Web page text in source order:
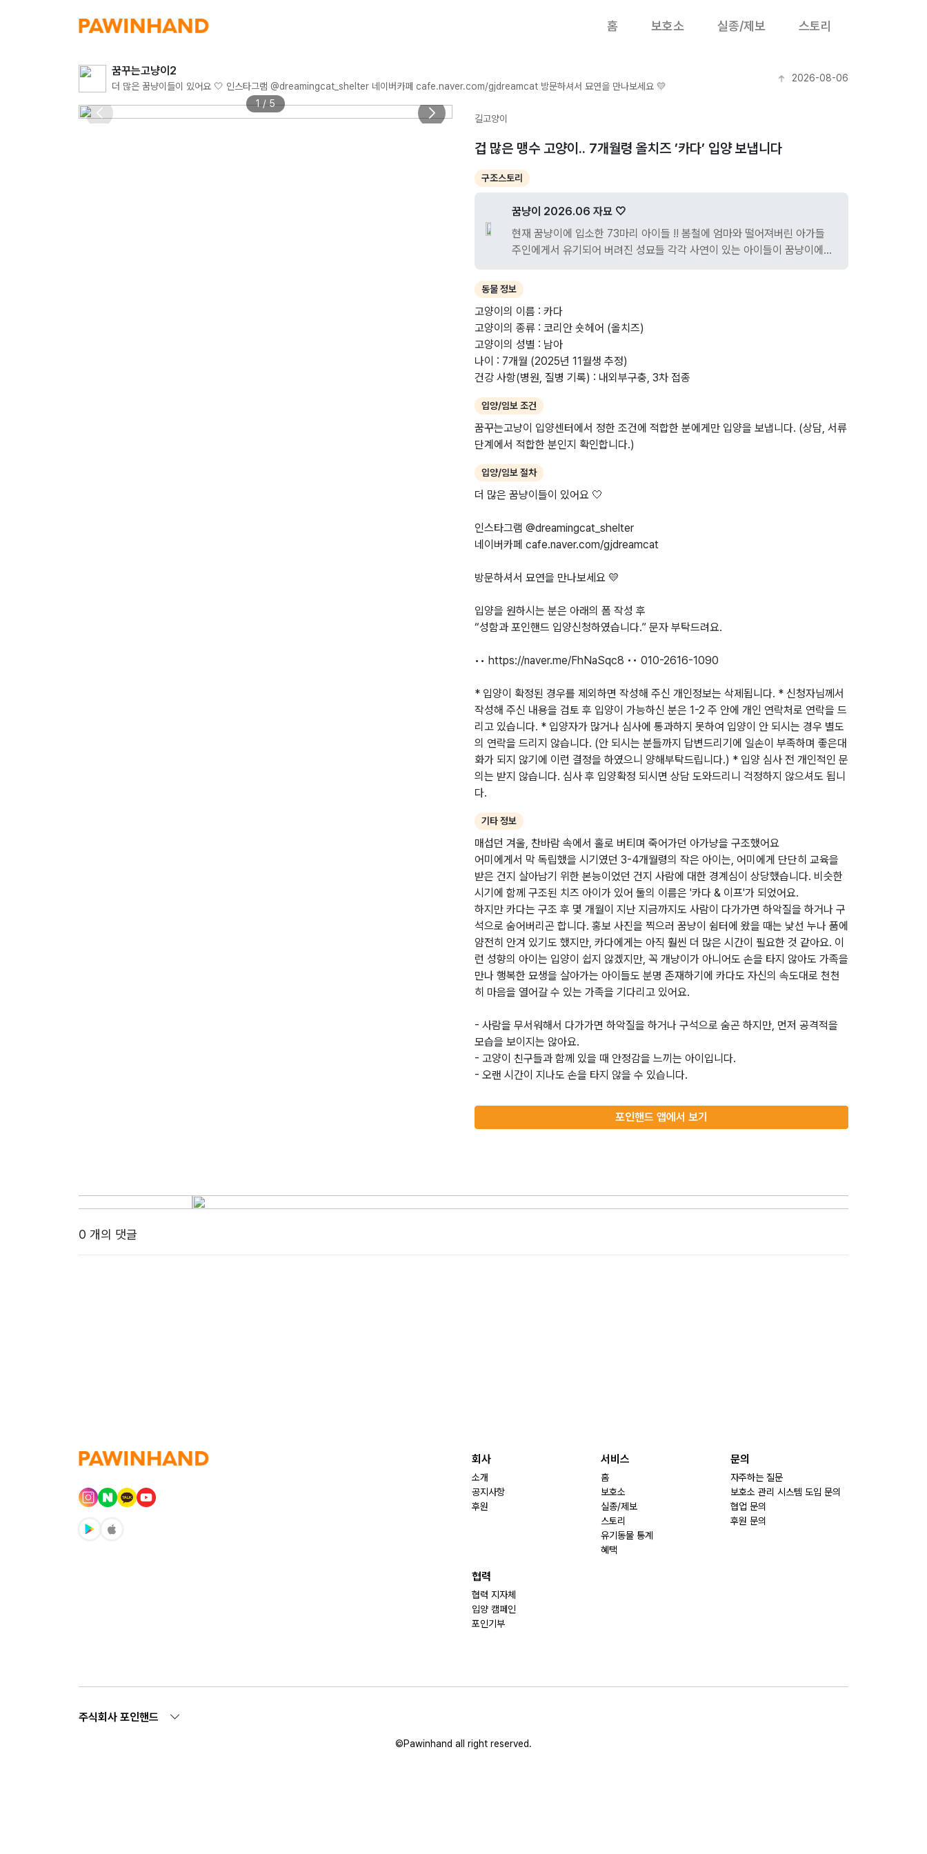
홈 보호소 실종/제보 스토리
꿈꾸는고냥이2
더 많은 꿈냥이들이 있어요 🤍 인스타그램 @dreamingcat_shelter 네이버카페 cafe.naver.com/gjdreamcat 방문하셔서 묘연을 만나보세요 💛
2026-08-06
1 / 5
길고양이
겁 많은 맹수 고양이.. 7개월령 올치즈 ’카다’ 입양 보냅니다
구조스토리
꿈냥이 2026.06 자묘 🤍
현재 꿈냥이에 입소한 73마리 아이들 !! 봄철에 엄마와 떨어져버린 아가들
주인에게서 유기되어 버려진 성묘들 각각 사연이 있는 아이들이 꿈냥이에서
가족을 기다리고 있답니다 각각 인스타에 #꿈냥이+이름을 통한 태그 검색
으로 더 많은 아이들의 사진을 보 실 수 있어요 ! ! 사랑스러운 아이들에게 많
은 관심 부탁드립니다
동물 정보
고양이의 이름 : 카다
고양이의 종류 : 코리안 숏헤어 (올치즈)
고양이의 성별 : 남아
나이 : 7개월 (2025년 11월생 추정)
건강 사항(병원, 질병 기록) : 내외부구충, 3차 접종
입양/임보 조건
꿈꾸는고냥이 입양센터에서 정한 조건에 적합한 분에게만 입양을 보냅니다. (상담, 서류
단계에서 적합한 분인지 확인합니다.)
입양/임보 절차
더 많은 꿈냥이들이 있어요 🤍
인스타그램 @dreamingcat_shelter
네이버카페 cafe.naver.com/gjdreamcat
방문하셔서 묘연을 만나보세요 💛
입양을 원하시는 분은 아래의 폼 작성 후
“성함과 포인핸드 입양신청하였습니다.” 문자 부탁드려요.
•• https://naver.me/FhNaSqc8 •• 010-2616-1090
* 입양이 확정된 경우를 제외하면 작성해 주신 개인정보는 삭제됩니다. * 신청자님께서
작성해 주신 내용을 검토 후 입양이 가능하신 분은 1-2 주 안에 개인 연락처로 연락을 드
리고 있습니다. * 입양자가 많거나 심사에 통과하지 못하여 입양이 안 되시는 경우 별도
의 연락을 드리지 않습니다. (안 되시는 분들까지 답변드리기에 일손이 부족하며 좋은대
화가 되지 않기에 이런 결정을 하였으니 양해부탁드립니다.) * 입양 심사 전 개인적인 문
의는 받지 않습니다. 심사 후 입양확정 되시면 상담 도와드리니 걱정하지 않으셔도 됩니
다.
기타 정보
매섭던 겨울, 찬바람 속에서 홀로 버티며 죽어가던 아가냥을 구조했어요
어미에게서 막 독립했을 시기였던 3-4개월령의 작은 아이는, 어미에게 단단히 교육을
받은 건지 살아남기 위한 본능이었던 건지 사람에 대한 경계심이 상당했습니다. 비슷한
시기에 함께 구조된 치즈 아이가 있어 둘의 이름은 '카다 & 이프'가 되었어요.
하지만 카다는 구조 후 몇 개월이 지난 지금까지도 사람이 다가가면 하악질을 하거나 구
석으로 숨어버리곤 합니다. 홍보 사진을 찍으러 꿈냥이 쉼터에 왔을 때는 낯선 누나 품에
얌전히 안겨 있기도 했지만, 카다에게는 아직 훨씬 더 많은 시간이 필요한 것 같아요. 이
런 성향의 아이는 입양이 쉽지 않겠지만, 꼭 개냥이가 아니어도 손을 타지 않아도 가족을
만나 행복한 묘생을 살아가는 아이들도 분명 존재하기에 카다도 자신의 속도대로 천천
히 마음을 열어갈 수 있는 가족을 기다리고 있어요.
- 사람을 무서워해서 다가가면 하악질을 하거나 구석으로 숨곤 하지만, 먼저 공격적을
모습을 보이지는 않아요.
- 고양이 친구들과 함께 있을 때 안정감을 느끼는 아이입니다.
- 오랜 시간이 지나도 손을 타지 않을 수 있습니다.
포인핸드 앱에서 보기
0 개의 댓글
회사
소개
공지사항
후원
서비스
홈
보호소
실종/제보
스토리
유기동물 통계
혜택
문의
자주하는 질문
보호소 관리 시스템 도입 문의
협업 문의
후원 문의
협력
협력 지자체
입양 캠페인
포인기부
주식회사 포인핸드
©Pawinhand all right reserved.